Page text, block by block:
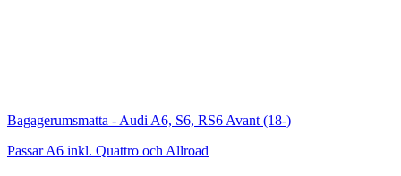
Bagagerumsmatta - Audi A6, S6, RS6 Avant (18-)
Passar A6 inkl. Quattro och Allroad